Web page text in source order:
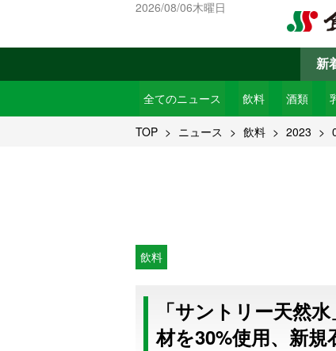
2026/08/06木曜日
新
全てのニュース 飲料 酒類
TOP ニュース 飲料 2023
飲料
「サントリー天然
材を30%使用、新